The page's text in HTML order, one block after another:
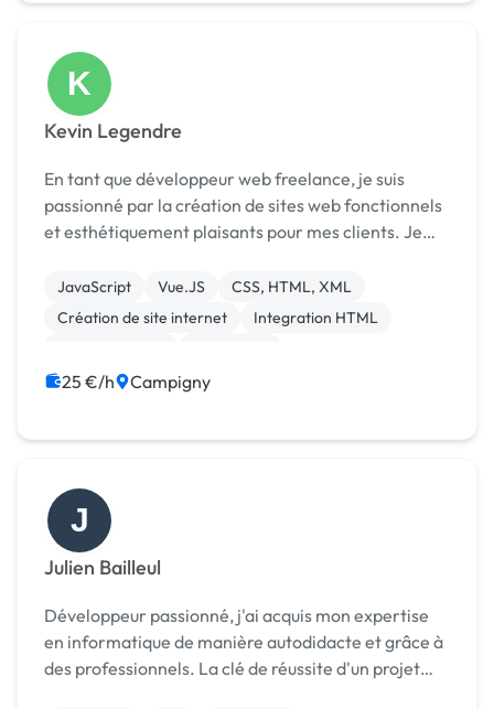
K
Kevin Legendre
En tant que développeur web freelance, je suis
passionné par la création de sites web fonctionnels
et esthétiquement plaisants pour mes clients. Je
notamment HTML, CSS, Javascript et PHP ainsi que
d...
JavaScript Vue.JS
CSS, HTML, XML
Création de site internet
Integration HTML
25 €/h Campigny
J
Julien Bailleul
Développeur passionné, j'ai acquis mon expertise
en informatique de manière autodidacte et grâce à
des professionnels. La clé de réussite d'un projet